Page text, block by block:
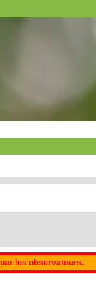
les observateurs.